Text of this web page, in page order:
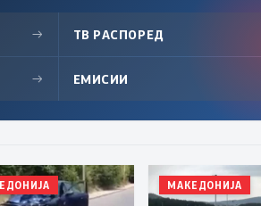
→ ТВ РАСПОРЕД
→ ЕМИСИИ
МАКЕДОНИЈА